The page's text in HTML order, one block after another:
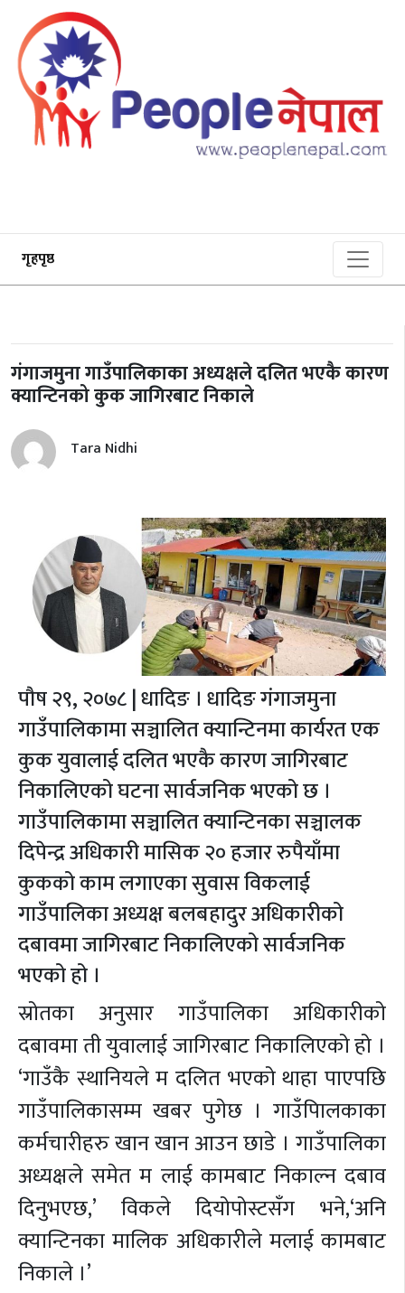
गृहपृष्ठ
गंगाजमुना गाउँपालिकाका अध्यक्षले दलित भएकै कारण
क्यान्टिनको कुक जागिरबाट निकाले
Tara Nidhi
पौष २९, २०७८ | धादिङ । धादिङ गंगाजमुना
गाउँपालिकामा सञ्चालित क्यान्टिनमा कार्यरत एक
कुक युवालाई दलित भएकै कारण जागिरबाट
निकालिएको घटना सार्वजनिक भएको छ ।
गाउँपालिकामा सञ्चालित क्यान्टिनका सञ्चालक
दिपेन्द्र अधिकारी मासिक २० हजार रुपैयाँमा
कुकको काम लगाएका सुवास विकलाई
गाउँपालिका अध्यक्ष बलबहादुर अधिकारीको
दबावमा जागिरबाट निकालिएको सार्वजनिक
भएको हो ।
स्रोतका अनुसार गाउँपालिका अधिकारीको
दबावमा ती युवालाई जागिरबाट निकालिएको हो ।
‘गाउँकै स्थानियले म दलित भएको थाहा पाएपछि
गाउँपालिकासम्म खबर पुगेछ । गाउँपािलकाका
कर्मचारीहरु खान खान आउन छाडे । गाउँपालिका
अध्यक्षले समेत म लाई कामबाट निकाल्न दबाव
दिनुभएछ,’ विकले दियोपोस्टसँग भने,‘अनि
क्यान्टिनका मालिक अधिकारीले मलाई कामबाट
निकाले ।’